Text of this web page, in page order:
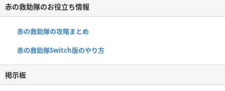
赤の救助隊のお役立ち情報
赤の救助隊の攻略まとめ
赤の救助隊Switch版のやり方
掲示板